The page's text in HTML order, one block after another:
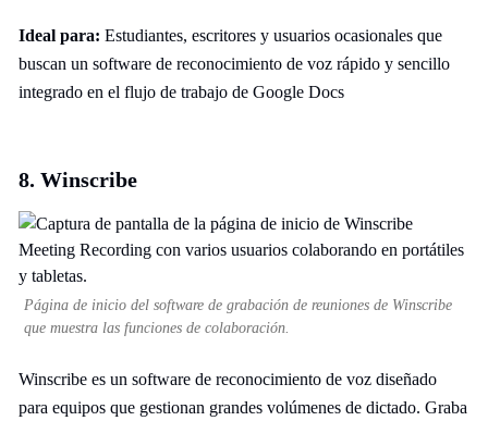
Ideal para: Estudiantes, escritores y usuarios ocasionales que
buscan un software de reconocimiento de voz rápido y sencillo
integrado en el flujo de trabajo de Google Docs
8. Winscribe
Página de inicio del software de grabación de reuniones de Winscribe
que muestra las funciones de colaboración.
Winscribe es un software de reconocimiento de voz diseñado
para equipos que gestionan grandes volúmenes de dictado. Graba